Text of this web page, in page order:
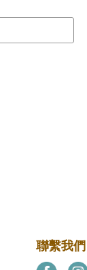
聯繫我們